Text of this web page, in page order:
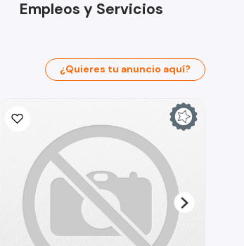
Empleos y Servicios
¿Quieres tu anuncio aquí?